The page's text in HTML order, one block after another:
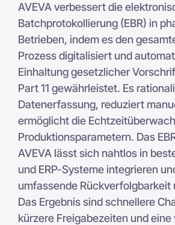
AVEVA verbessert die
Batchprotokollierung (EBR) in
Betrieben, indem es den
Prozess digitalisiert und
Einhaltung gesetzlicher
Part 11 gewährleistet. Es
Datenerfassung, reduziert
ermöglicht die
Produktionsparametern. Das
AVEVA lässt sich nahtlos in
und ERP-Systeme integrieren
umfassende Rückverfolgbarkeit
Das Ergebnis sind schnellere
kürzere Freigabezeiten und